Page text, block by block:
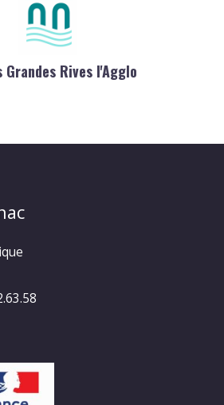
Grandes Rives l'Agglo